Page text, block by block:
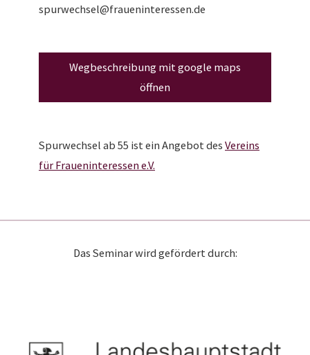
spurwechsel@fraueninteressen.de
Wegbeschreibung mit google maps
öffnen
Spurwechsel ab 55 ist ein Angebot des Vereins
für Fraueninteressen e.V.
Das Seminar wird gefördert durch: